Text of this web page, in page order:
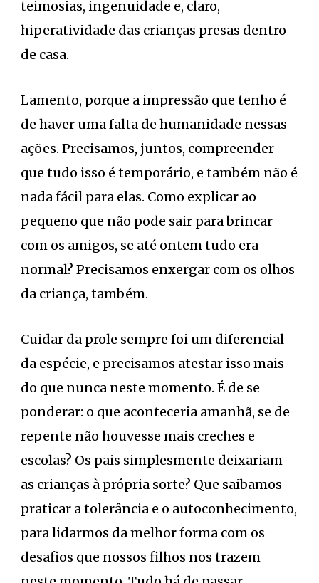
teimosias, ingenuidade e, claro,
hiperatividade das crianças presas dentro
de casa.
Lamento, porque a impressão que tenho é
de haver uma falta de humanidade nessas
ações. Precisamos, juntos, compreender
que tudo isso é temporário, e também não é
nada fácil para elas. Como explicar ao
pequeno que não pode sair para brincar
com os amigos, se até ontem tudo era
normal? Precisamos enxergar com os olhos
da criança, também.
Cuidar da prole sempre foi um diferencial
da espécie, e precisamos atestar isso mais
do que nunca neste momento. É de se
ponderar: o que aconteceria amanhã, se de
repente não houvesse mais creches e
escolas? Os pais simplesmente deixariam
as crianças à própria sorte? Que saibamos
praticar a tolerância e o autoconhecimento,
para lidarmos da melhor forma com os
desafios que nossos filhos nos trazem